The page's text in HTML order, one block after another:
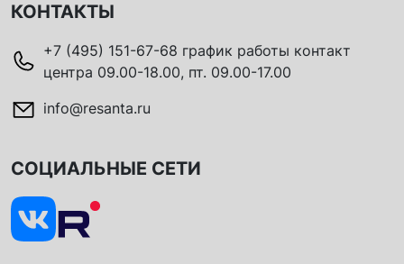
КОНТАКТЫ
+7 (495) 151-67-68 график работы контакт
центра 09.00-18.00, пт. 09.00-17.00
info@resanta.ru
СОЦИАЛЬНЫЕ СЕТИ